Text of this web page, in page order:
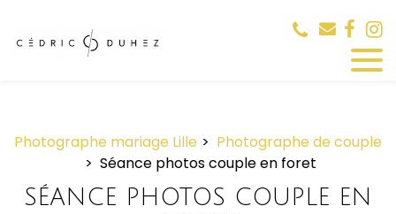
Photographe mariage Lille
Photographe de couple
Séance photos couple en foret
SÉANCE PHOTOS COUPLE EN